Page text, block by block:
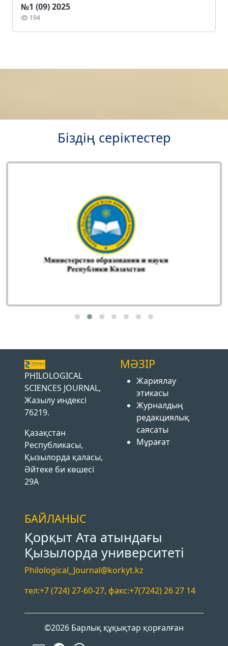
№1 (09) 2025
194
Біздің серіктестер
PHILOLOGICAL
SCIENCES JOURNAL,
Жазылу индексі
76219.
Қазақстан
Республикасы,
Қызылорда қаласы,
Әйтеке би көшесі
29А
МӘЗІР
Жариялау
этикасы
Журналдың
редакциялық
саясаты
Мұрағат
БАЙЛАНЫС
Қорқыт Ата атындағы
Қызылорда университеті
Philological_Journal@korkyt.kz
тел:+7 (724) 27-60-27, факс:+7(7242) 26 27 14
©2026 Барлық құқықтар қорғалған